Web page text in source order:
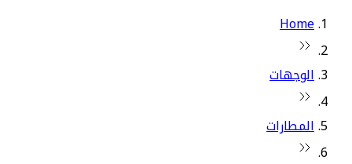
Home
الوجهات
المطارات